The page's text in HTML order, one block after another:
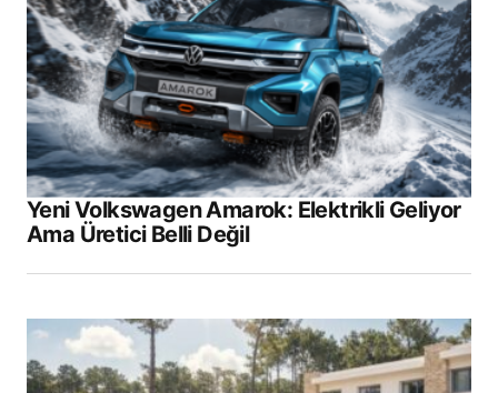
Yeni Volkswagen Amarok: Elektrikli Geliyor
Ama Üretici Belli Değil